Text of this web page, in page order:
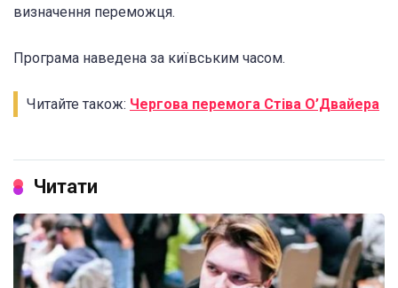
визначення переможця.
Програма наведена за київським часом.
Читайте також: Чергова перемога Стіва О’Двайера
Читати